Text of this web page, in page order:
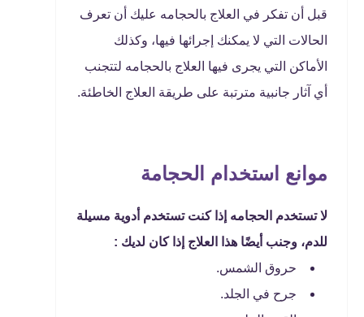
قبل أن تفكر في العلاج بالحجامه عليك أن تعرف
الحالات التي لا يمكنك إجرائها فيها، وكذلك
الأماكن التي يجرى فيها العلاج بالحجامه لتتجنب
أي آثار جانبية مترتبة على طريقة العلاج الخاطئة.
موانع استخدام الحجامة
لا تستخدم الحجامه إذا كنت تستخدم أدوية مسيلة
للدم، وجنب أيضًا هذا العلاج إذا كان لديك :
حروق الشمس.
جرح في الجلد.